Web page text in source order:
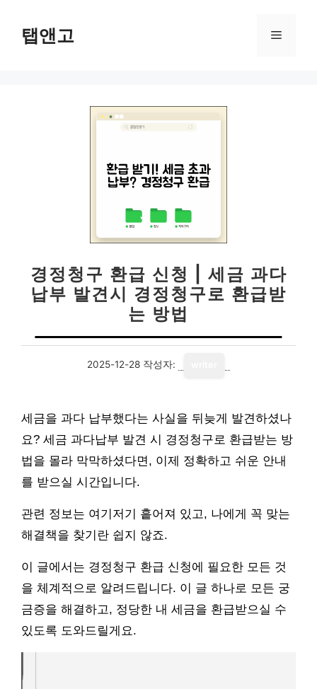
탭앤고 메
경정청구 환급 신청 | 세금 과다
납부 발견시 경정청구로 환급받
는 방법
2025-12-28 작성자:
세금을 과다 납부했다는 사실을 뒤늦게 발견하셨나
요? 세금 과다납부 발견 시 경정청구로 환급받는 방
법을 몰라 막막하셨다면, 이제 정확하고 쉬운 안내
를 받으실 시간입니다.
관련 정보는 여기저기 흩어져 있고, 나에게 꼭 맞는
해결책을 찾기란 쉽지 않죠.
이 글에서는 경정청구 환급 신청에 필요한 모든 것
을 체계적으로 알려드립니다. 이 글 하나로 모든 궁
금증을 해결하고, 정당한 내 세금을 환급받으실 수
있도록 도와드릴게요.